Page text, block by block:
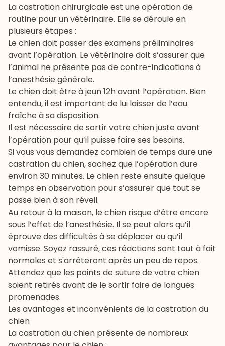
La castration chirurgicale est une opération de
routine pour un vétérinaire. Elle se déroule en
plusieurs étapes :
Le chien doit passer des examens préliminaires
avant l’opération. Le vétérinaire doit s’assurer que
l’animal ne présente pas de contre-indications à
l’anesthésie générale.
Le chien doit être à jeun 12h avant l’opération. Bien
entendu, il est important de lui laisser de l’eau
fraîche à sa disposition.
Il est nécessaire de sortir votre chien juste avant
l’opération pour qu’il puisse faire ses besoins.
Si vous vous demandez combien de temps dure une
castration du chien, sachez que l’opération dure
environ 30 minutes. Le chien reste ensuite quelque
temps en observation pour s’assurer que tout se
passe bien à son réveil.
Au retour à la maison, le chien risque d’être encore
sous l’effet de l’anesthésie. Il se peut alors qu’il
éprouve des difficultés à se déplacer ou qu’il
vomisse. Soyez rassuré, ces réactions sont tout à fait
normales et s'arrêteront après un peu de repos.
Attendez que les points de suture de votre chien
soient retirés avant de le sortir faire de longues
promenades.
Les avantages et inconvénients de la castration du
chien
La castration du chien présente de nombreux